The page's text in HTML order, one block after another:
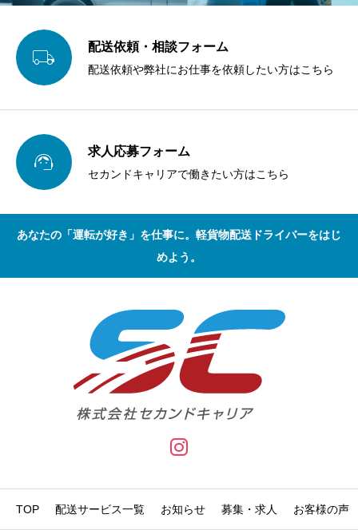
 配送依頼・相談フォーム
配送依頼や弊社にお仕事を依頼したい方はこちら
 求人応募フォーム
セカンドキャリアで働きたい方はこちら
あなたの「運転が好き」を仕事に。軽貨物配送ドライバーをはじ
めよう。
TOP 配送サービス一覧 お知らせ 募集・求人 お客様の声